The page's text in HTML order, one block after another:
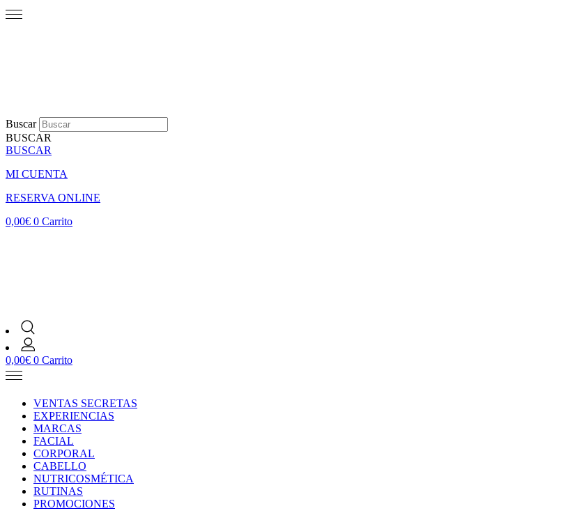
Buscar
BUSCAR
BUSCAR
MI CUENTA
RESERVA ONLINE
0,00€ 0 Carrito
0,00€ 0 Carrito
VENTAS SECRETAS
EXPERIENCIAS
MARCAS
FACIAL
CORPORAL
CABELLO
NUTRICOSMÉTICA
RUTINAS
PROMOCIONES